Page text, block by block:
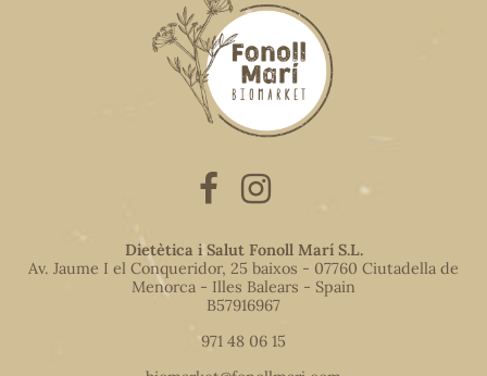
Dietètica i Salut Fonoll Marí S.L.
Av. Jaume I el Conqueridor, 25 baixos - 07760 Ciutadella de
Menorca - Illes Balears - Spain
B57916967
971 48 06 15